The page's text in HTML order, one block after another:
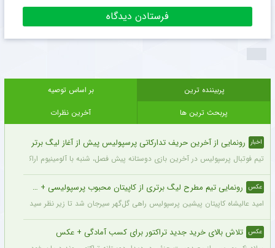
پربیننده ترین
بر اساس توصیه
پربحث ترین ها
آخرین نظرات
اخبار رونمایی از آخرین حریف تدارکاتی پرسپولیس پیش از آغاز لیگ برتر
تیم فوتبال پرسپولیس در آخرین بازی دوستانه پیش فصل، شنبه با آلومینیوم اراک دیدار
عکس رونمایی تیم مطرح لیگ برتری از کاپیتان محبوب پرسپولیسی + سند
امید عالیشاه کاپیتان پیشین پرسپولیس راهی گل‌گهر سیرجان شد تا زیر نظر سیدمهدی
عکس تلاش بالای خرید جدید تراکتور برای کسب آمادگی + عکس